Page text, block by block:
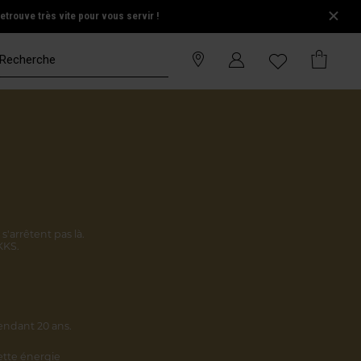
très vite pour vous servir !
pas là.
20 ans.
énergie